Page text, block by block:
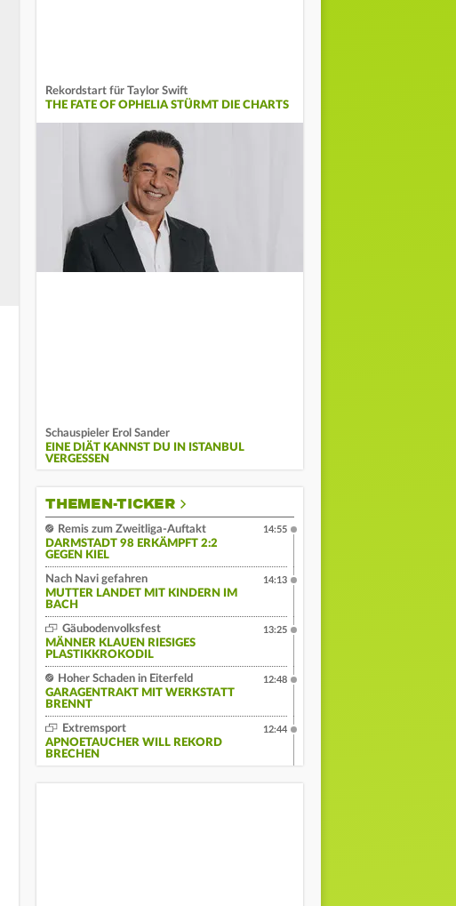
Rekordstart für Taylor Swift
THE FATE OF OPHELIA STÜRMT DIE CHARTS
Schauspieler Erol Sander
EINE DIÄT KANNST DU IN ISTANBUL
VERGESSEN
THEMEN-TICKER
Remis zum Zweitliga-Auftakt
DARMSTADT 98 ERKÄMPFT 2:2
GEGEN KIEL
14:55
Nach Navi gefahren
MUTTER LANDET MIT KINDERN IM
BACH
14:13
Gäubodenvolksfest
MÄNNER KLAUEN RIESIGES
PLASTIKKROKODIL
13:25
Hoher Schaden in Eiterfeld
GARAGENTRAKT MIT WERKSTATT
BRENNT
12:48
Extremsport
APNOETAUCHER WILL REKORD
BRECHEN
12:44